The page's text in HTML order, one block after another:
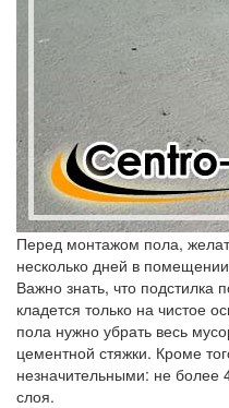
Перед монтажом пола,
несколько дней в помещении
Важно знать, что подстилка
кладется только на чистое
пола нужно убрать весь
цементной стяжки. Кроме
незначительными: не
слоя.